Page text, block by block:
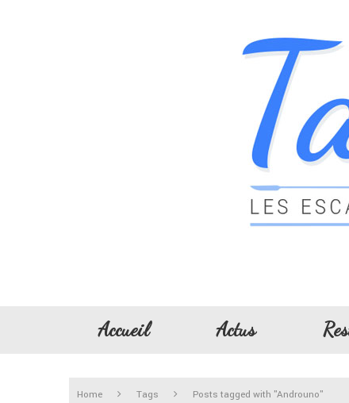
Accueil Actus
Home Tags Posts tagged with "Androuno"